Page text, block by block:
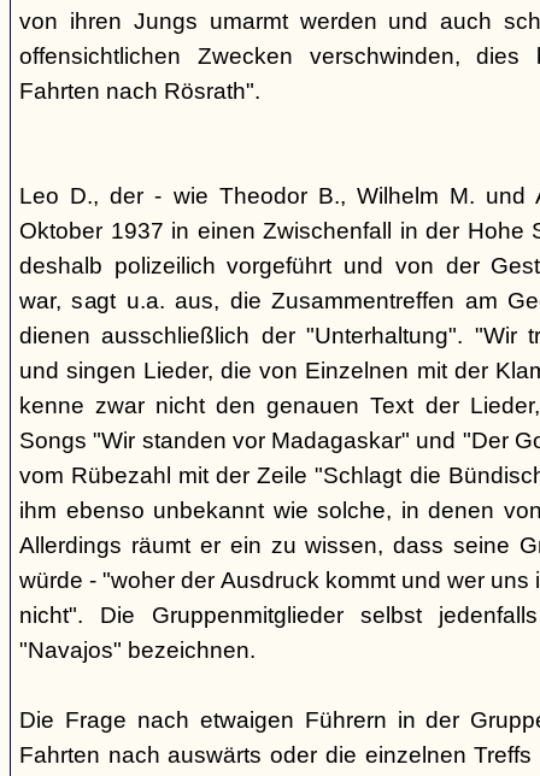
von ihren Jungs umarmt werden und auch
offensichtlichen Zwecken verschwinden,
Fahrten nach Rösrath".
Leo D., der - wie Theodor B., Wilhelm M. und
Oktober 1937 in einen Zwischenfall in der Hohe
deshalb polizeilich vorgeführt und von der
war, sagt u.a. aus, die Zusammentreffen am
dienen ausschließlich der "Unterhaltung". "Wir
und singen Lieder, die von Einzelnen mit der
kenne zwar nicht den genauen Text der
Songs "Wir standen vor Madagaskar" und "Der
vom Rübezahl mit der Zeile "Schlagt die
ihm ebenso unbekannt wie solche, in denen
Allerdings räumt er ein zu wissen, dass seine
würde - "woher der Ausdruck kommt und wer
nicht". Die Gruppenmitglieder selbst
"Navajos" bezeichnen.
Die Frage nach etwaigen Führern in der
Fahrten nach auswärts oder die einzelnen